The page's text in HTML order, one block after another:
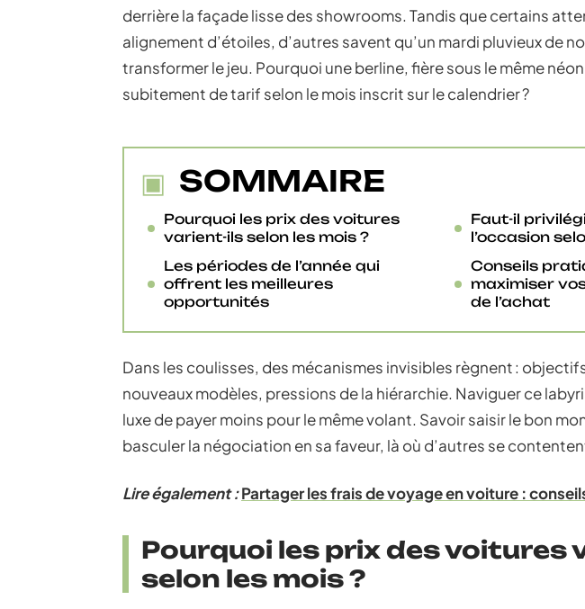
derrière la façade lisse des showrooms. Tandis que certains
alignement d’étoiles, d’autres savent qu’un mardi pluvieux de
transformer le jeu. Pourquoi une berline, fière sous le même
subitement de tarif selon le mois inscrit sur le calendrier ?
SOMMAIRE
Pourquoi les prix des voitures
varient-ils selon les mois ?
Les périodes de l’année qui
offrent les meilleures
opportunités
Faut-il
l’occasion
Conseils
maximiser
de l’achat
Dans les coulisses, des mécanismes invisibles règnent :
nouveaux modèles, pressions de la hiérarchie. Naviguer ce
luxe de payer moins pour le même volant. Savoir saisir le bon
basculer la négociation en sa faveur, là où d’autres se
Lire également :Partager les frais de voyage en voiture :
Pourquoi les prix des voitures
selon les mois ?